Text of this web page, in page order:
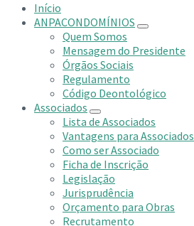
Início
ANPACONDOMÍNIOS
Quem Somos
Mensagem do Presidente
Órgãos Sociais
Regulamento
Código Deontológico
Associados
Lista de Associados
Vantagens para Associados
Como ser Associado
Ficha de Inscrição
Legislação
Jurisprudência
Orçamento para Obras
Recrutamento